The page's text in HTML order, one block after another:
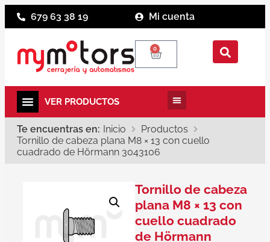
679 63 38 19 Mi cuenta
0
Te encuentras en: Inicio
Productos
Tornillo de cabeza plana M8 × 13 con cuello
cuadrado de Hörmann 3043106
Tornillo de cabeza
plana M8 × 13 con
cuello cuadrado
de Hörmann